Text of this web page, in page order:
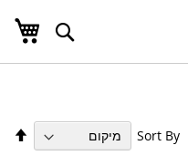
חפש
Sort By